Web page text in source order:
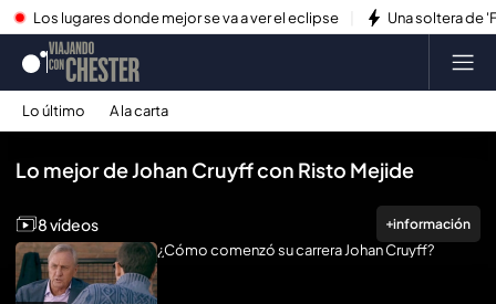
Los lugares donde mejor se va a ver el eclipse Una soltera de
Lo último A la carta
Lo mejor de Johan Cruyff con Risto Mejide
Reproducir todo
8 vídeos información
¿Cómo comenzó su carrera Johan Cruyff?